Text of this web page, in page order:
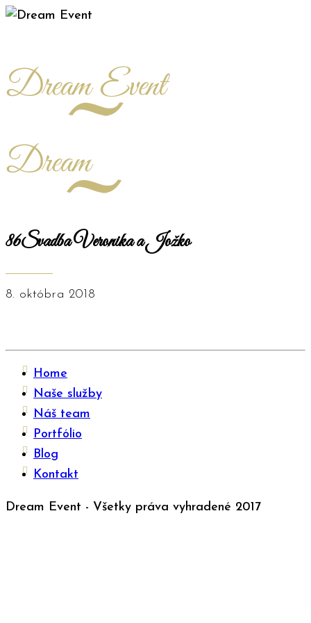
86Svadba Veronika a Jožko
8. októbra 2018
Home
Naše služby
Náš team
Portfólio
Blog
Kontakt
Dream Event - Všetky práva vyhradené 2017